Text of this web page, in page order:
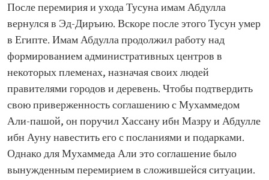
После перемирия и ухода Тусуна имам Абдулла
вернулся в Эд-Диръию. Вскоре после этого Тусун умер
в Египте. Имам Абдулла продолжил работу над
формированием административных центров в
некоторых племенах, назначая своих людей
правителями городов и деревень. Чтобы подтвердить
свою приверженность соглашению с Мухаммедом
Али-пашой, он поручил Хассану ибн Мазру и Абдулле
ибн Ауну навестить его с посланиями и подарками.
Однако для Мухаммеда Али это соглашение было
вынужденным перемирием в сложившейся ситуации.